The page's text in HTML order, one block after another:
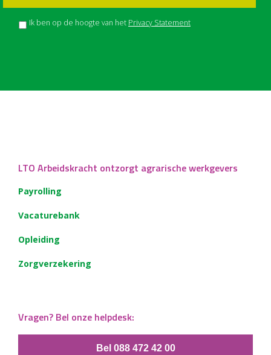
Ik ben op de hoogte van het Privacy Statement
LTO Arbeidskracht ontzorgt agrarische werkgevers
Payrolling
Vacaturebank
Opleiding
Zorgverzekering
Vragen? Bel onze helpdesk:
Bel 088 472 42 00